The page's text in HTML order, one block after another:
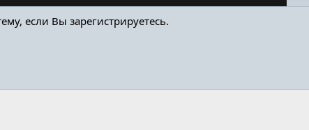
если Вы зарегистрируетесь.